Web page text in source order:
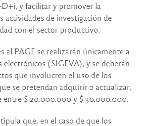
y facilitar y promover la
actividades de investigación de
con el sector productivo.
al PAGE se realizarán únicamente a
electrónicos (SIGEVA), y se deberán
que involucren el uso de los
se pretendan adquirir o actualizar,
entre $ 20.000.000 y $ 30.000.000.
que, en el caso de que los